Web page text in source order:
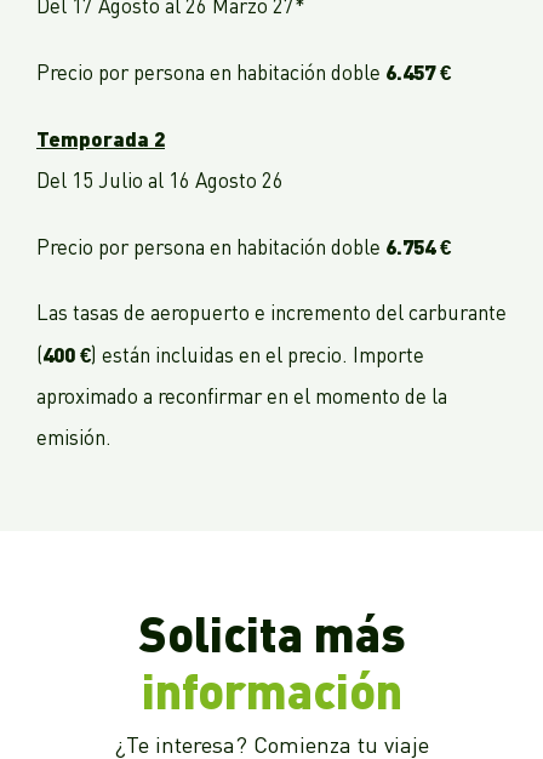
Precio por persona en habitación doble 6.457 €
Temporada 2
Del 15 Julio al 16 Agosto 26
Precio por persona en habitación doble 6.754 €
Las tasas de aeropuerto e incremento del carburante
(400 €) están incluidas en el precio. Importe
aproximado a reconfirmar en el momento de la
emisión.
Solicita más
información
¿Te interesa? Comienza tu viaje